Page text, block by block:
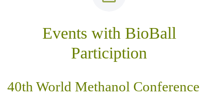
Events with BioBall
Particiption
40th World Methanol Conference